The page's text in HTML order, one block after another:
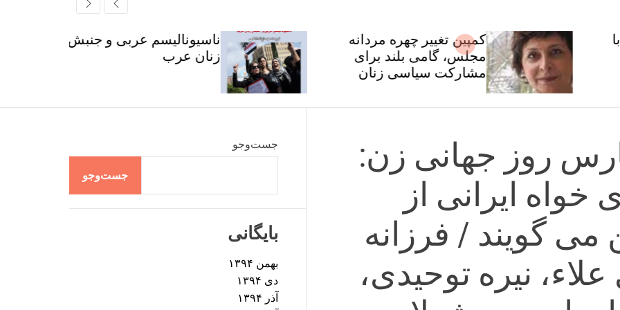
e
c
e
r
c
کمپین تغییر چهره مردانه
مجلس، گامی بلند برای
مشارکت سیاسی زنان
ناسیونالیسم عربی و جنبش
زنان عرب
روز جهانی زن:
خواه ایرانی از
گویند / فرزانه
نیره توحیدی،
جست‌وجو
جست‌وجو
بایگانی
بهمن ۱۳۹۴
دی ۱۳۹۴
آذر ۱۳۹۴